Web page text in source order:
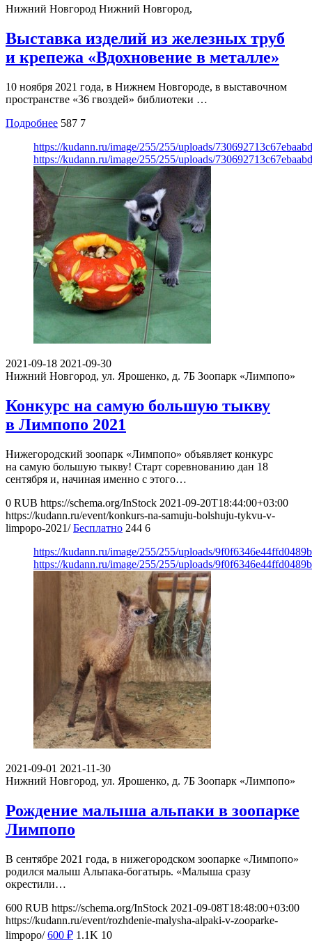
Нижний Новгород Нижний Новгород,
Выставка изделий из железных труб
и крепежа «Вдохновение в металле»
10 ноября 2021 года, в Нижнем Новгороде, в выставочном
пространстве «36 гвоздей» библиотеки …
Подробнее 587 7
https://kudann.ru/image/255/255/uploads/
https://kudann.ru/image/255/255/uploads/
2021-09-18 2021-09-30
Нижний Новгород, ул. Ярошенко, д. 7Б Зоопарк «Лимпопо»
Конкурс на самую большую тыкву
в Лимпопо 2021
Нижегородский зоопарк «Лимпопо» объявляет конкурс
на самую большую тыкву! Старт соревнованию дан 18
сентября и, начиная именно с этого…
0 RUB https://schema.org/InStock 2021-09-20T18:44:00+03:00
https://kudann.ru/event/konkurs-na-samuju-bolshuju-tykvu-v-
limpopo-2021/ Бесплатно 244 6
https://kudann.ru/image/255/255/uploads/
https://kudann.ru/image/255/255/uploads/
2021-09-01 2021-11-30
Нижний Новгород, ул. Ярошенко, д. 7Б Зоопарк «Лимпопо»
Рождение малыша альпаки в зоопарке
Лимпопо
В сентябре 2021 года, в нижегородском зоопарке «Лимпопо»
родился малыш Альпака-богатырь. «Малыша сразу
окрестили…
600 RUB https://schema.org/InStock 2021-09-08T18:48:00+03:00
https://kudann.ru/event/rozhdenie-malysha-alpaki-v-zooparke-
limpopo/ 600 ₽ 1.1K 10